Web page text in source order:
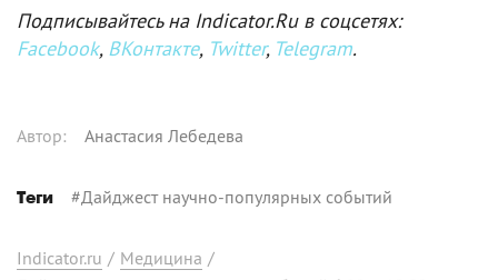
Подписывайтесь на Indicator.Ru в соцсетях:
Facebook, ВКонтакте, Twitter, Telegram.
Автор: Анастасия Лебедева
Теги #Дайджест научно-популярных событий
Indicator.ru / Медицина /